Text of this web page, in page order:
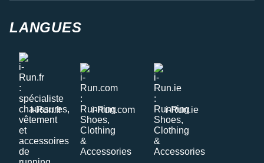
LANGUES
i-Run.fr i-Run.com i-Run.ie